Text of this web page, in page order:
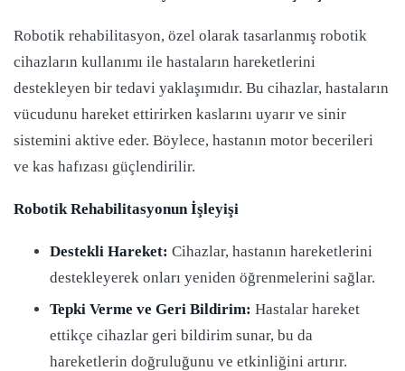
Robotik rehabilitasyon, özel olarak tasarlanmış robotik
cihazların kullanımı ile hastaların hareketlerini
destekleyen bir tedavi yaklaşımıdır. Bu cihazlar, hastaların
vücudunu hareket ettirirken kaslarını uyarır ve sinir
sistemini aktive eder. Böylece, hastanın motor becerileri
ve kas hafızası güçlendirilir.
Robotik Rehabilitasyonun İşleyişi
Destekli Hareket: Cihazlar, hastanın hareketlerini
destekleyerek onları yeniden öğrenmelerini sağlar.
Tepki Verme ve Geri Bildirim: Hastalar hareket
ettikçe cihazlar geri bildirim sunar, bu da
hareketlerin doğruluğunu ve etkinliğini artırır.